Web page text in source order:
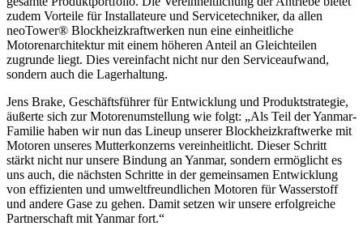
zudem Vorteile für Installateure und Servicetechniker, da allen
neoTower® Blockheizkraftwerken nun eine einheitliche
Motorenarchitektur mit einem höheren Anteil an Gleichteilen
zugrunde liegt. Dies vereinfacht nicht nur den Serviceaufwand,
sondern auch die Lagerhaltung.
Jens Brake, Geschäftsführer für Entwicklung und Produktstrategie,
äußerte sich zur Motorenumstellung wie folgt: „Als Teil der Yanmar-
Familie haben wir nun das Lineup unserer Blockheizkraftwerke mit
Motoren unseres Mutterkonzerns vereinheitlicht. Dieser Schritt
stärkt nicht nur unsere Bindung an Yanmar, sondern ermöglicht es
uns auch, die nächsten Schritte in der gemeinsamen Entwicklung
von effizienten und umweltfreundlichen Motoren für Wasserstoff
und andere Gase zu gehen. Damit setzen wir unsere erfolgreiche
Partnerschaft mit Yanmar fort.“